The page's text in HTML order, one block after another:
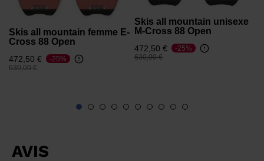
Skis all mountain femme E-
Cross 88 Open
472,50 €
Prix réduit de
630,00 €à
-25%
Skis all mountain unisexe
M-Cross 88 Open
472,50 €
Prix réduit de
630,00 €à
-25%